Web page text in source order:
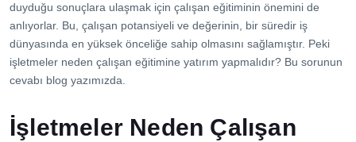
İletişim
duyduğu sonuçlara ulaşmak için çalışan eğitiminin önemini de
anlıyorlar. Bu, çalışan potansiyeli ve değerinin, bir süredir iş
dünyasında en yüksek önceliğe sahip olmasını sağlamıştır. Peki
işletmeler neden çalışan eğitimine yatırım yapmalıdır? Bu sorunun
cevabı blog yazımızda.
İşletmeler Neden Çalışan